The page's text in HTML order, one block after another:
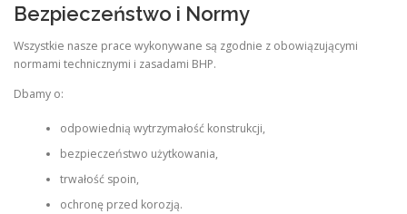
Bezpieczeństwo i Normy
Wszystkie nasze prace wykonywane są zgodnie z obowiązującymi
normami technicznymi i zasadami BHP.
Dbamy o:
odpowiednią wytrzymałość konstrukcji,
bezpieczeństwo użytkowania,
trwałość spoin,
ochronę przed korozją.